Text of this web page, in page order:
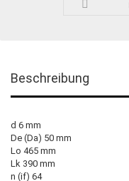
Beschreibung
d 6 mm
De (Da) 50 mm
Lo 465 mm
Lk 390 mm
n (if) 64